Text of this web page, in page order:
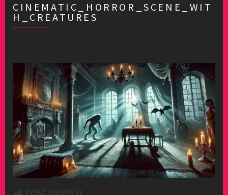
CINEMATIC_HORROR_SCENE_WIT
H_CREATURES